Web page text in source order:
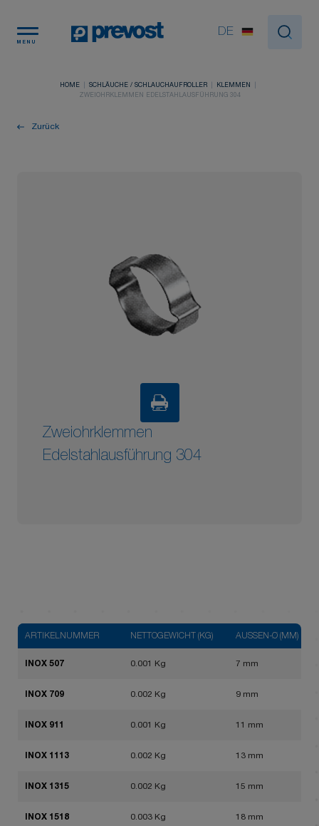
MENU
DE
HOME SCHLÄUCHE / SCHLAUCHAUFROLLER
KLEMMEN
ZWEIOHRKLEMMEN EDELSTAHLAUSFÜHRUNG 304
Zurück
Zweiohrklemmen
Edelstahlausführung 304
ARTIKELNUMMER NETTOGEWICHT (KG) AUSSEN-Ø (MM)
INOX 507 0.001 Kg 7 mm
INOX 709 0.002 Kg 9 mm
INOX 911 0.001 Kg 11 mm
INOX 1113 0.002 Kg 13 mm
INOX 1315 0.002 Kg 15 mm
INOX 1518 0.003 Kg 18 mm